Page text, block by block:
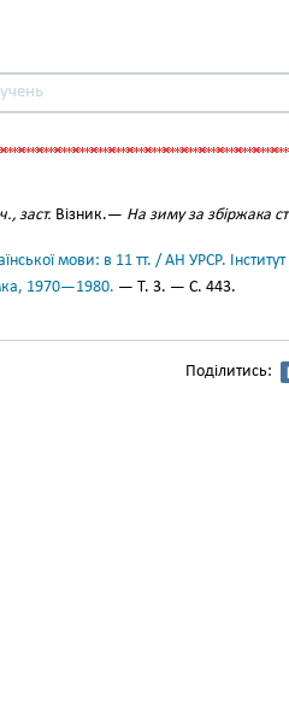
ч., заст. Візник.— На зиму за збіржака
мови: в 11 тт. / АН УРСР.
1970—1980. — Т. 3. — С. 443.
Поділитись: